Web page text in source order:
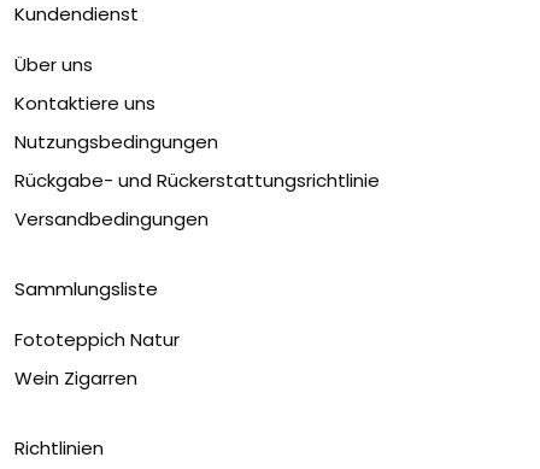
Kundendienst
Über uns
Kontaktiere uns
Nutzungsbedingungen
Rückgabe- und Rückerstattungsrichtlinie
Versandbedingungen
Sammlungsliste
Fototeppich Natur
Wein Zigarren
Richtlinien